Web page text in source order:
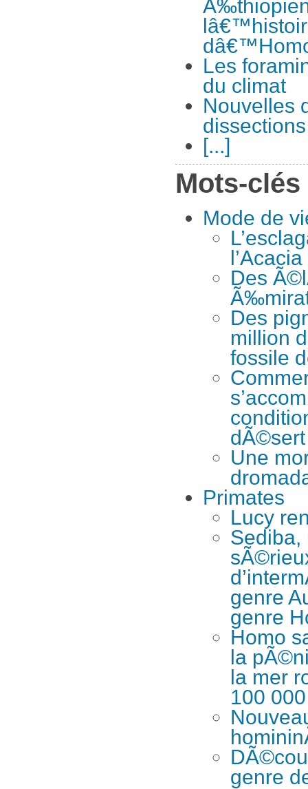
Les
du climat
Nouvelles
dissections
[...]
Mots-clés
Mode de
l’Acacia
Des
Des
million
fossile
Une
Primates
Lucy
Sediba,
genre
genre
Homo
la
la mer
100
genre